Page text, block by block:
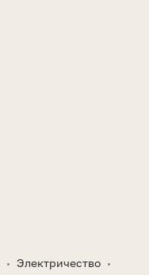
• Электричество •